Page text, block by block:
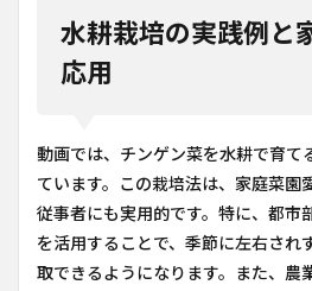
水耕栽培の実践例と
応用
動画では、チンゲン菜を水耕で育て
ています。この栽培法は、家庭菜園
従事者にも実用的です。特に、都市
を活用することで、季節に左右され
取できるようになります。また、農